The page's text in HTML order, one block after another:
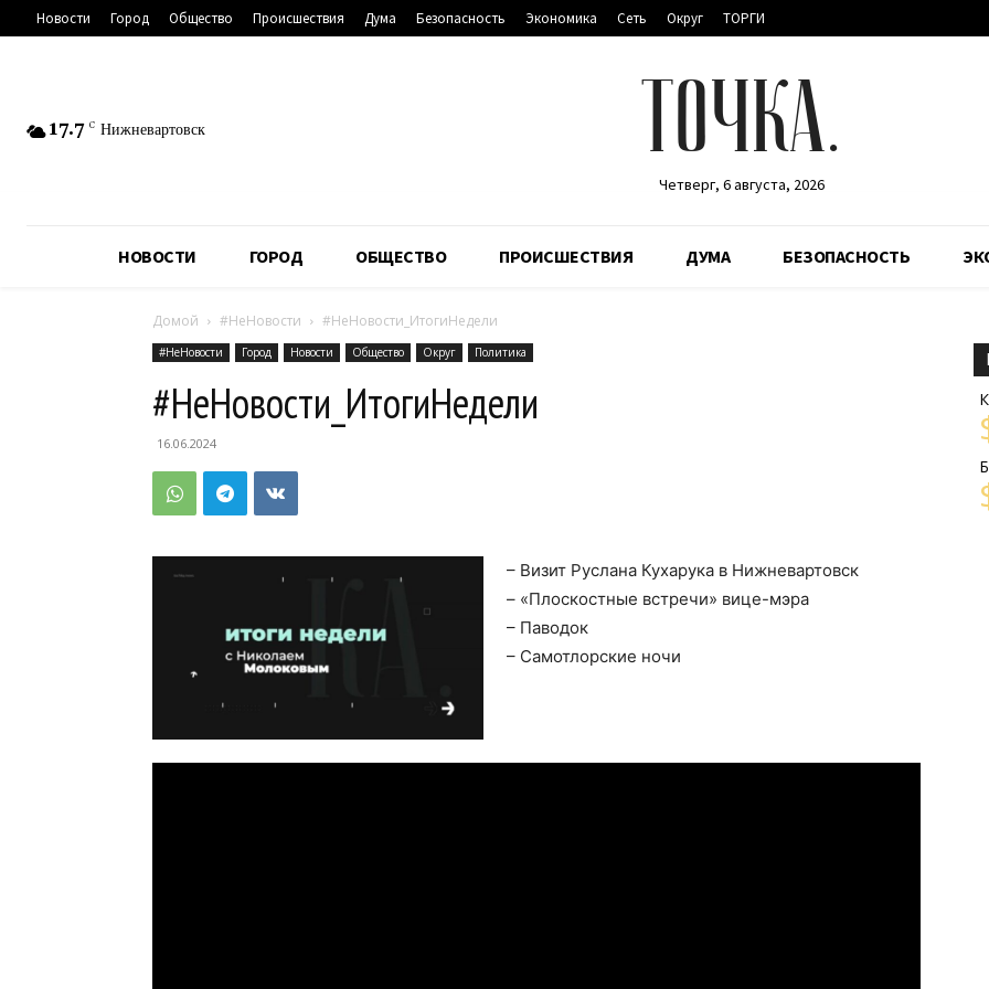
Новости Город Общество Происшествия Дума Безопасность Экономика Сеть Округ ТОРГИ
17.7 C Нижневартовск ТОЧКА.
Четверг, 6 августа, 2026
НОВОСТИ ГОРОД ОБЩЕСТВО ПРОИСШЕСТВИЯ ДУМА БЕЗОПАСНОСТЬ
Домой #НеНовости #НеНовости_ИтогиНедели
#НеНовости Город Новости Общество Округ Политика
#НеНовости_ИтогиНедели
16.06.2024
– Визит Руслана Кухарука в Нижневартовск
– «Плоскостные встречи» вице-мэра
– Паводок
– Самотлорские ночи